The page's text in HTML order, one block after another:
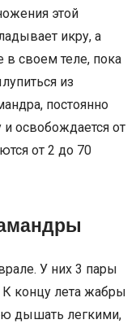
этой
икру, а
своем теле, пока
из
постоянно
освобождается от
от 2 до 70
У них 3 пары
концу лета жабры
дышать легкими,